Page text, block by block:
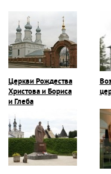
Церкви Рождества
Христова и Бориса
и Глеба